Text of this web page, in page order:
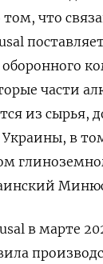
что
части
из сырья,
в
в марте